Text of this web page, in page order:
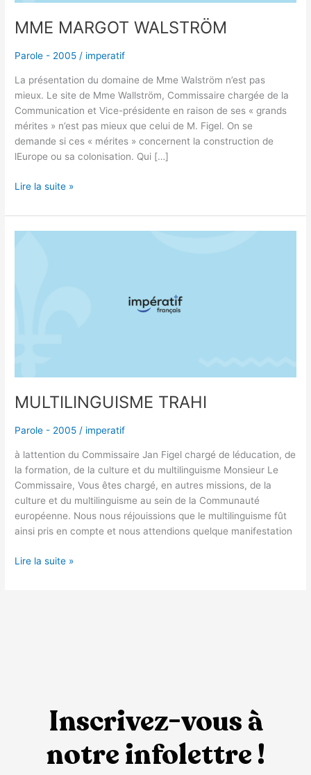
MME MARGOT WALSTRÖM
Parole - 2005 / imperatif
La présentation du domaine de Mme Walström n’est pas
mieux. Le site de Mme Wallström, Commissaire chargée de la
Communication et Vice-présidente en raison de ses « grands
mérites » n’est pas mieux que celui de M. Figel. On se
demande si ces « mérites » concernent la construction de
lEurope ou sa colonisation. Qui […]
Lire la suite »
MULTILINGUISME TRAHI
Parole - 2005 / imperatif
à lattention du Commissaire Jan Figel chargé de léducation, de
la formation, de la culture et du multilinguisme Monsieur Le
Commissaire, Vous êtes chargé, en autres missions, de la
culture et du multilinguisme au sein de la Communauté
européenne. Nous nous réjouissions que le multilinguisme fût
ainsi pris en compte et nous attendions quelque manifestation
Lire la suite »
Inscrivez-vous à
notre infolettre !